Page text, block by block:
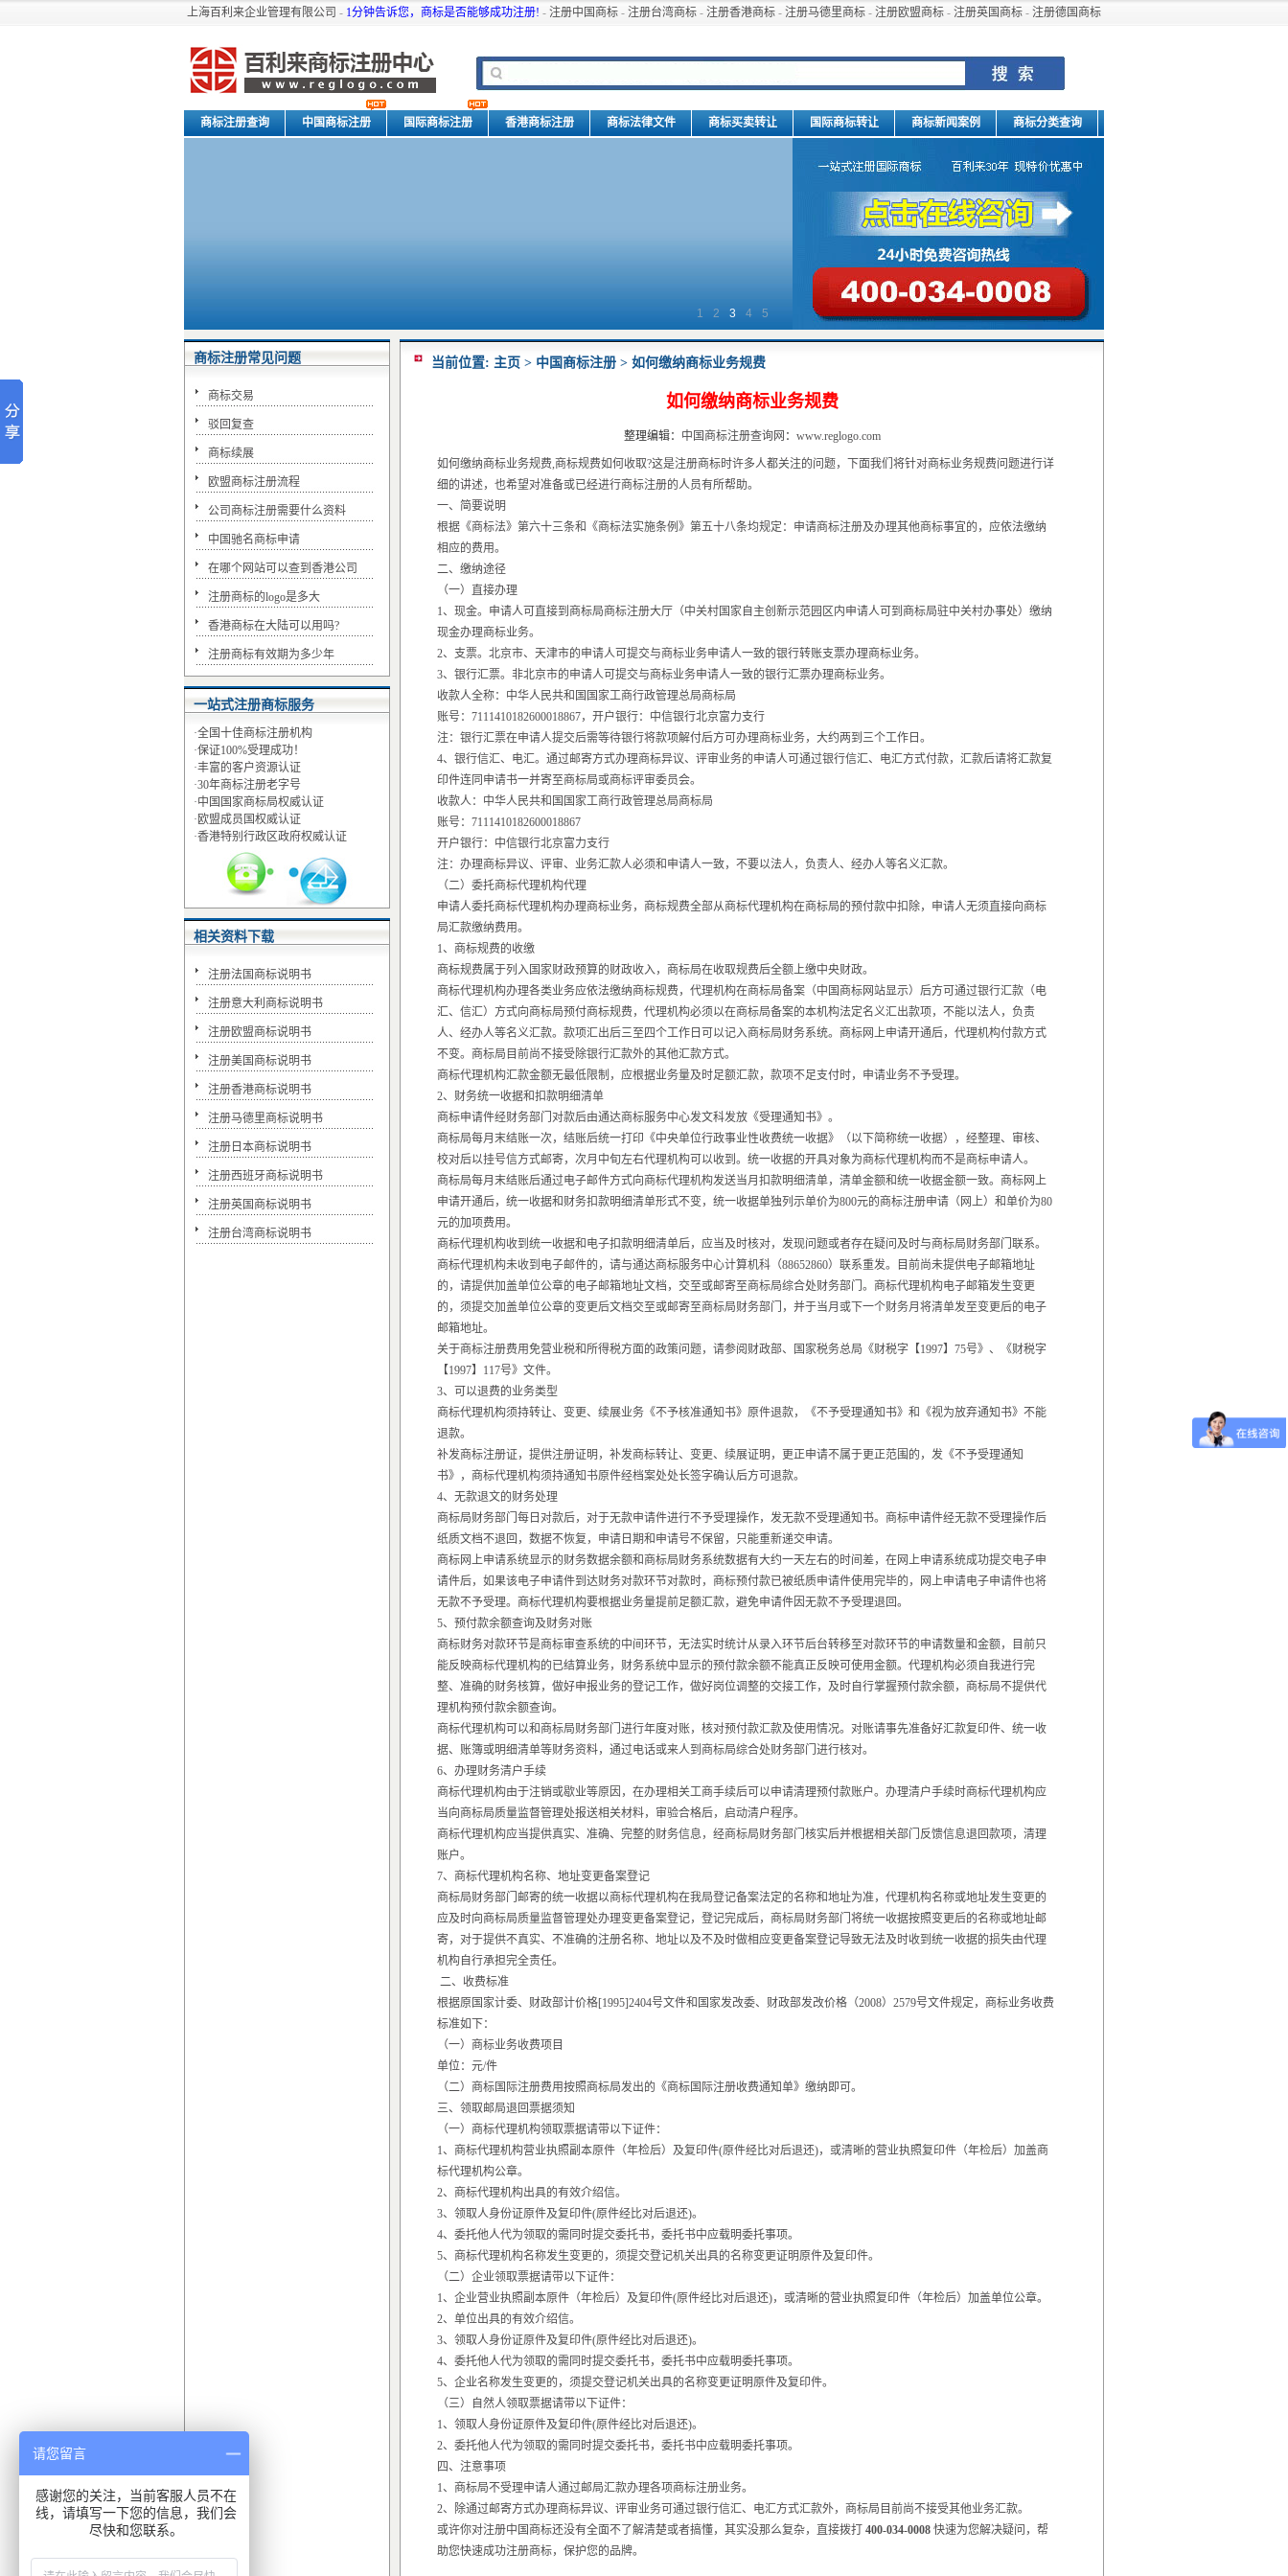
上海百利来企业管理有限公司 - 1分钟告诉您，商标是否能够成功注册! - 注册中国商标 - 注册台湾商标 - 注册香港商标 - 注册马德里商标 - 注册欧盟商标 - 注册英国商标 - 注册德国商标
商标注册查询 中国商标注册 国际商标注册 香港商标注册 商标法律文件 商标买卖转让 国际商标转让 商标新闻案例
商标分类查询
1 2 3 4 5
当前位置: 主页 > 中国商标注册 > 如何缴纳商标业务规费
如何缴纳商标业务规费
整理编辑： 中国商标注册查询网 ： www.reglogo.com
如何缴纳商标业务规费,商标规费如何收取?这是注册商标时许多人都关注的问题，下面我们将针对商标业务规费问题进行详
细的讲述，也希望对准备或已经进行商标注册的人员有所帮助。
一、简要说明
根据《商标法》第六十三条和《商标法实施条例》第五十八条均规定：申请商标注册及办理其他商标事宜的，应依法缴纳
相应的费用。
二、缴纳途径
（一）直接办理
1、现金。申请人可直接到商标局商标注册大厅（中关村国家自主创新示范园区内申请人可到商标局驻中关村办事处）缴纳
现金办理商标业务。
2、支票。北京市、天津市的申请人可提交与商标业务申请人一致的银行转账支票办理商标业务。
3、银行汇票。非北京市的申请人可提交与商标业务申请人一致的银行汇票办理商标业务。
收款人全称：中华人民共和国国家工商行政管理总局商标局
账号：7111410182600018867，开户银行：中信银行北京富力支行
注：银行汇票在申请人提交后需等待银行将款项解付后方可办理商标业务，大约两到三个工作日。
4、银行信汇、电汇。通过邮寄方式办理商标异议、评审业务的申请人可通过银行信汇、电汇方式付款，汇款后请将汇款复
印件连同申请书一并寄至商标局或商标评审委员会。
收款人：中华人民共和国国家工商行政管理总局商标局
账号：7111410182600018867
开户银行：中信银行北京富力支行
注：办理商标异议、评审、业务汇款人必须和申请人一致，不要以法人，负责人、经办人等名义汇款。
（二）委托商标代理机构代理
申请人委托商标代理机构办理商标业务，商标规费全部从商标代理机构在商标局的预付款中扣除，申请人无须直接向商标
局汇款缴纳费用。
1、商标规费的收缴
商标规费属于列入国家财政预算的财政收入，商标局在收取规费后全额上缴中央财政。
商标代理机构办理各类业务应依法缴纳商标规费，代理机构在商标局备案（中国商标网站显示）后方可通过银行汇款（电
汇、信汇）方式向商标局预付商标规费，代理机构必须以在商标局备案的本机构法定名义汇出款项，不能以法人，负责
人、经办人等名义汇款。款项汇出后三至四个工作日可以记入商标局财务系统。商标网上申请开通后，代理机构付款方式
不变。商标局目前尚不接受除银行汇款外的其他汇款方式。
商标代理机构汇款金额无最低限制，应根据业务量及时足额汇款，款项不足支付时，申请业务不予受理。
2、财务统一收据和扣款明细清单
商标申请件经财务部门对款后由通达商标服务中心发文科发放《受理通知书》。
商标局每月末结账一次，结账后统一打印《中央单位行政事业性收费统一收据》（以下简称统一收据），经整理、审核、
校对后以挂号信方式邮寄，次月中旬左右代理机构可以收到。统一收据的开具对象为商标代理机构而不是商标申请人。
商标局每月末结账后通过电子邮件方式向商标代理机构发送当月扣款明细清单，清单金额和统一收据金额一致。商标网上
申请开通后，统一收据和财务扣款明细清单形式不变，统一收据单独列示单价为800元的商标注册申请（网上）和单价为80
元的加项费用。
商标代理机构收到统一收据和电子扣款明细清单后，应当及时核对，发现问题或者存在疑问及时与商标局财务部门联系。
商标代理机构未收到电子邮件的，请与通达商标服务中心计算机科（88652860）联系重发。目前尚未提供电子邮箱地址
的，请提供加盖单位公章的电子邮箱地址文档，交至或邮寄至商标局综合处财务部门。商标代理机构电子邮箱发生变更
的，须提交加盖单位公章的变更后文档交至或邮寄至商标局财务部门，并于当月或下一个财务月将清单发至变更后的电子
邮箱地址。
关于商标注册费用免营业税和所得税方面的政策问题，请参阅财政部、国家税务总局《财税字【1997】75号》、《财税字
【1997】117号》文件。
3、可以退费的业务类型
商标代理机构须持转让、变更、续展业务《不予核准通知书》原件退款，《不予受理通知书》和《视为放弃通知书》不能
退款。
补发商标注册证，提供注册证明，补发商标转让、变更、续展证明，更正申请不属于更正范围的，发《不予受理通知
书》，商标代理机构须持通知书原件经档案处处长签字确认后方可退款。
4、无款退文的财务处理
商标局财务部门每日对款后，对于无款申请件进行不予受理操作，发无款不受理通知书。商标申请件经无款不受理操作后
纸质文档不退回，数据不恢复，申请日期和申请号不保留，只能重新递交申请。
商标网上申请系统显示的财务数据余额和商标局财务系统数据有大约一天左右的时间差，在网上申请系统成功提交电子申
请件后，如果该电子申请件到达财务对款环节对款时，商标预付款已被纸质申请件使用完毕的，网上申请电子申请件也将
无款不予受理。商标代理机构要根据业务量提前足额汇款，避免申请件因无款不予受理退回。
5、预付款余额查询及财务对账
商标财务对款环节是商标审查系统的中间环节，无法实时统计从录入环节后台转移至对款环节的申请数量和金额，目前只
能反映商标代理机构的已结算业务，财务系统中显示的预付款余额不能真正反映可使用金额。代理机构必须自我进行完
整、准确的财务核算，做好申报业务的登记工作，做好岗位调整的交接工作，及时自行掌握预付款余额，商标局不提供代
理机构预付款余额查询。
商标代理机构可以和商标局财务部门进行年度对账，核对预付款汇款及使用情况。对账请事先准备好汇款复印件、统一收
据、账簿或明细清单等财务资料，通过电话或来人到商标局综合处财务部门进行核对。
6、办理财务清户手续
商标代理机构由于注销或歇业等原因，在办理相关工商手续后可以申请清理预付款账户。办理清户手续时商标代理机构应
当向商标局质量监督管理处报送相关材料，审验合格后，启动清户程序。
商标代理机构应当提供真实、准确、完整的财务信息，经商标局财务部门核实后并根据相关部门反馈信息退回款项，清理
账户。
7、商标代理机构名称、地址变更备案登记
商标局财务部门邮寄的统一收据以商标代理机构在我局登记备案法定的名称和地址为准，代理机构名称或地址发生变更的
应及时向商标局质量监督管理处办理变更备案登记，登记完成后，商标局财务部门将统一收据按照变更后的名称或地址邮
寄，对于提供不真实、不准确的注册名称、地址以及不及时做相应变更备案登记导致无法及时收到统一收据的损失由代理
机构自行承担完全责任。
二、收费标准
根据原国家计委、财政部计价格[1995]2404号文件和国家发改委、财政部发改价格（2008）2579号文件规定，商标业务收费
标准如下：
（一）商标业务收费项目
单位：元/件
（二）商标国际注册费用按照商标局发出的《商标国际注册收费通知单》缴纳即可。
三、领取邮局退回票据须知
（一）商标代理机构领取票据请带以下证件：
1、商标代理机构营业执照副本原件（年检后）及复印件(原件经比对后退还)，或清晰的营业执照复印件（年检后）加盖商
标代理机构公章。
2、商标代理机构出具的有效介绍信。
3、领取人身份证原件及复印件(原件经比对后退还)。
4、委托他人代为领取的需同时提交委托书，委托书中应载明委托事项。
5、商标代理机构名称发生变更的，须提交登记机关出具的名称变更证明原件及复印件。
（二）企业领取票据请带以下证件：
1、企业营业执照副本原件（年检后）及复印件(原件经比对后退还)，或清晰的营业执照复印件（年检后）加盖单位公章。
2、单位出具的有效介绍信。
3、领取人身份证原件及复印件(原件经比对后退还)。
4、委托他人代为领取的需同时提交委托书，委托书中应载明委托事项。
5、企业名称发生变更的，须提交登记机关出具的名称变更证明原件及复印件。
（三）自然人领取票据请带以下证件：
1、领取人身份证原件及复印件(原件经比对后退还)。
2、委托他人代为领取的需同时提交委托书，委托书中应载明委托事项。
四、注意事项
1、商标局不受理申请人通过邮局汇款办理各项商标注册业务。
2、除通过邮寄方式办理商标异议、评审业务可通过银行信汇、电汇方式汇款外，商标局目前尚不接受其他业务汇款。
或许你对注册中国商标还没有全面不了解清楚或者搞懂，其实没那么复杂，直接拨打400-034-0008 快速为您解决疑问，帮
助您快速成功注册商标，保护您的品牌。
商标注册常见问题
商标交易
驳回复查
商标续展
欧盟商标注册流程
公司商标注册需要什么资料
中国驰名商标申请
在哪个网站可以查到香港公司
注册商标的logo是多大
香港商标在大陆可以用吗?
注册商标有效期为多少年
一站式注册商标服务
·全国十佳商标注册机构
·保证100%受理成功！
·丰富的客户资源认证
·30年商标注册老字号
·中国国家商标局权威认证
·欧盟成员国权威认证
·香港特别行政区政府权威认证
相关资料下载
注册法国商标说明书
注册意大利商标说明书
注册欧盟商标说明书
注册美国商标说明书
注册香港商标说明书
注册马德里商标说明书
注册日本商标说明书
注册西班牙商标说明书
注册英国商标说明书
注册台湾商标说明书
请您留言
感谢您的关注，当前客服人员不在
线，请填写一下您的信息，我们会
尽快和您联系。